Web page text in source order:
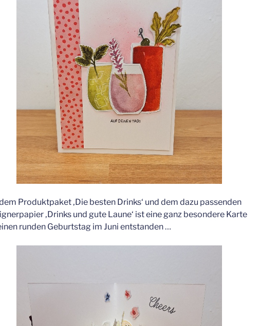
Produktpaket ‚Die besten Drinks‘ und dem dazu passenden
‚Drinks und gute Laune‘ ist eine ganz besondere Karte
runden Geburtstag im Juni entstanden …